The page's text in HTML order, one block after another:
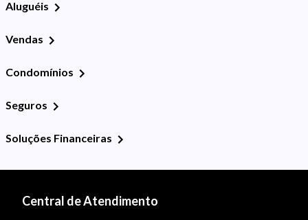
Aluguéis
Vendas
Condomínios
Seguros
Soluções Financeiras
Central de Atendimento